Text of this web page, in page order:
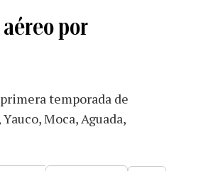
por
temporada de
Moca, Aguada,